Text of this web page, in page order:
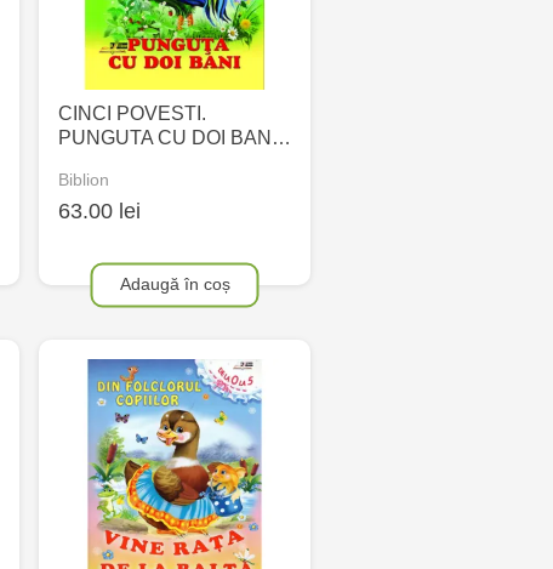
CINCI POVESTI.
PUNGUTA CU DOI BAN…
Biblion
63.00 lei
Adaugă în coș